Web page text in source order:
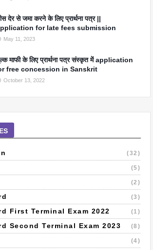
देर से जमा करने के लिए प्रार्थना पत्र ||
for late fees submission
May 11, 2023
माफी के लिए प्रार्थना पत्र संस्कृत में application
free concession in Sanskrit
October 13, 2022
(32)
(5)
(2)
(3)
First Terminal Exam 2022 (1)
Second Terminal Exam 2023 (8)
(4)